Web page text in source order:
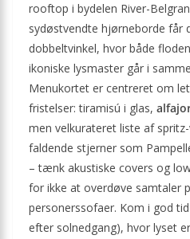
rooftop i bydelen River-
sydøstvendte hjørneborde får
dobbeltvinkel, hvor både
ikoniske lysmaster går i
Menukortet er centreret om
fristelser: tiramisú i glas,
men velkurateret liste af
faldende stjerner som
– tænk akustiske covers og
for ikke at overdøve samtaler
personerssofaer. Kom i god
efter solnedgang), hvor lyset